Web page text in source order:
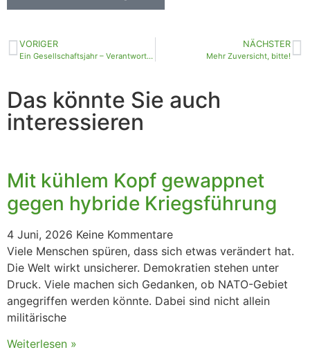
VORIGER
Ein Gesellschaftsjahr – Verantwortung für alle Generationen
NÄCHSTER
Mehr Zuversicht, bitte!
Das könnte Sie auch
interessieren
Mit kühlem Kopf gewappnet
gegen hybride Kriegsführung
4 Juni, 2026 Keine Kommentare
Viele Menschen spüren, dass sich etwas verändert hat.
Die Welt wirkt unsicherer. Demokratien stehen unter
Druck. Viele machen sich Gedanken, ob NATO-Gebiet
angegriffen werden könnte. Dabei sind nicht allein
militärische
Weiterlesen »